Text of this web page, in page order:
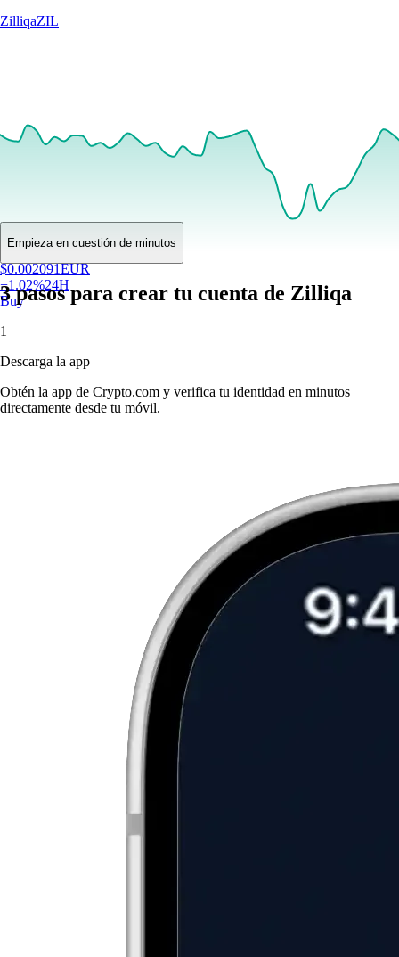
ZilliqaZIL
$0.002091EUR
+1.02%24H
Buy
Empieza en cuestión de minutos
3 pasos para crear tu cuenta de Zilliqa
1
Descarga la app
Obtén la app de Crypto.com y verifica tu identidad en minutos
directamente desde tu móvil.